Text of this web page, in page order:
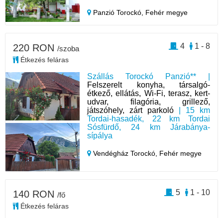
Panzió Torockó, Fehér megye
Szállás Torockó Panzió** |
Felszerelt konyha, társalgó-
étkező, ellátás, Wi-Fi, terasz, kert-
udvar, filagória, grillező,
játszóhely, zárt parkoló | 15 km
Tordai-hasadék, 22 km Tordai
Sósfürdő, 24 km Járabánya-
sípálya
Vendégház Torockó, Fehér megye
220 RON /szoba
Étkezés feláras
1 - 8
4
140 RON /fő
Étkezés feláras
1 - 10
5